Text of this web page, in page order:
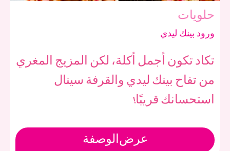
حلويات
ورود بينك ليدي
تكاد تكون أجمل أكلة، لكن المزيج المغري
من تفاح بينك ليدي والقرفة سينال
استحسانك قريبًا!
عرض الوصفة